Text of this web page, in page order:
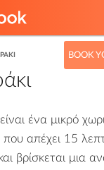
είναι ένα μικρό
που απέχει 15
βρίσκεται μια